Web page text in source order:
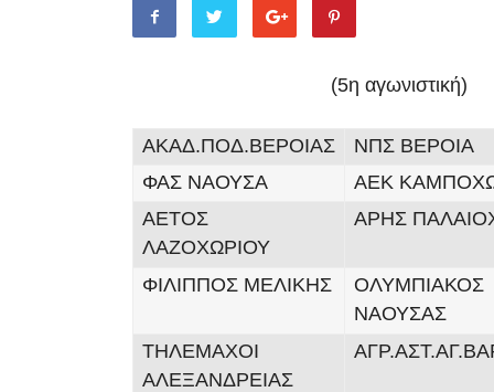
(5η αγωνιστική)
ΑΚΑΔ.ΠΟΔ.ΒΕΡΟΙΑΣ
ΝΠΣ ΒΕΡΟΙΑ
ΦΑΣ ΝΑΟΥΣΑ
ΑΕΚ
ΑΕΤΟΣ
ΛΑΖΟΧΩΡΙΟΥ
ΑΡΗΣ
ΦΙΛΙΠΠΟΣ ΜΕΛΙΚΗΣ
ΟΛΥΜΠΙΑΚΟΣ
ΝΑΟΥΣΑΣ
ΤΗΛΕΜΑΧΟΙ
ΑΛΕΞΑΝΔΡΕΙΑΣ